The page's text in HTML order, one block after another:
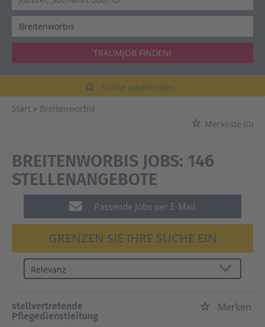
TRAUMJOB FINDEN!
Suche ausblenden
Start
Breitenworbis
Merkliste (0)
BREITENWORBIS JOBS: 146
STELLENANGEBOTE
Passende Jobs per E-Mail
GRENZEN SIE IHRE SUCHE EIN
stellvertretende
Pflegedienstleitung
Merken